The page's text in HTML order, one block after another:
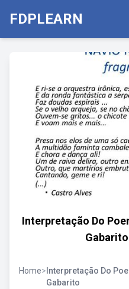
FDPLEARN
Interpretação Do
Gabarito
Home> Interpretação Do
Gabarito